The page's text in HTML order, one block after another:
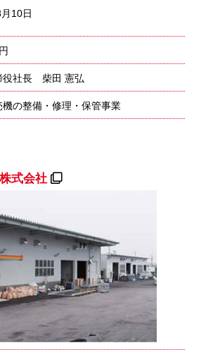
10日
役社長 柴田 憲弘
機の整備・修理・保管事業
式会社